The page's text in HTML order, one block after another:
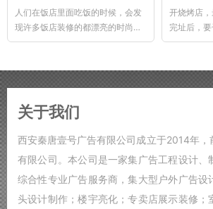
人们在饭店里面吃饭的时候，会发
现许多饭店装修的都漂亮的时尚，
好的饭店装修，也能够...
开烧烤店
完址后，
装修了，
关于我们
西安秦唐壹号广告有限公司成立于2014年，
有限公司。本公司是一家集广告工程设计、
综合性专业广告服务商，集大型户外广告设
头设计制作；楼宇亮化；专卖店展示装修；